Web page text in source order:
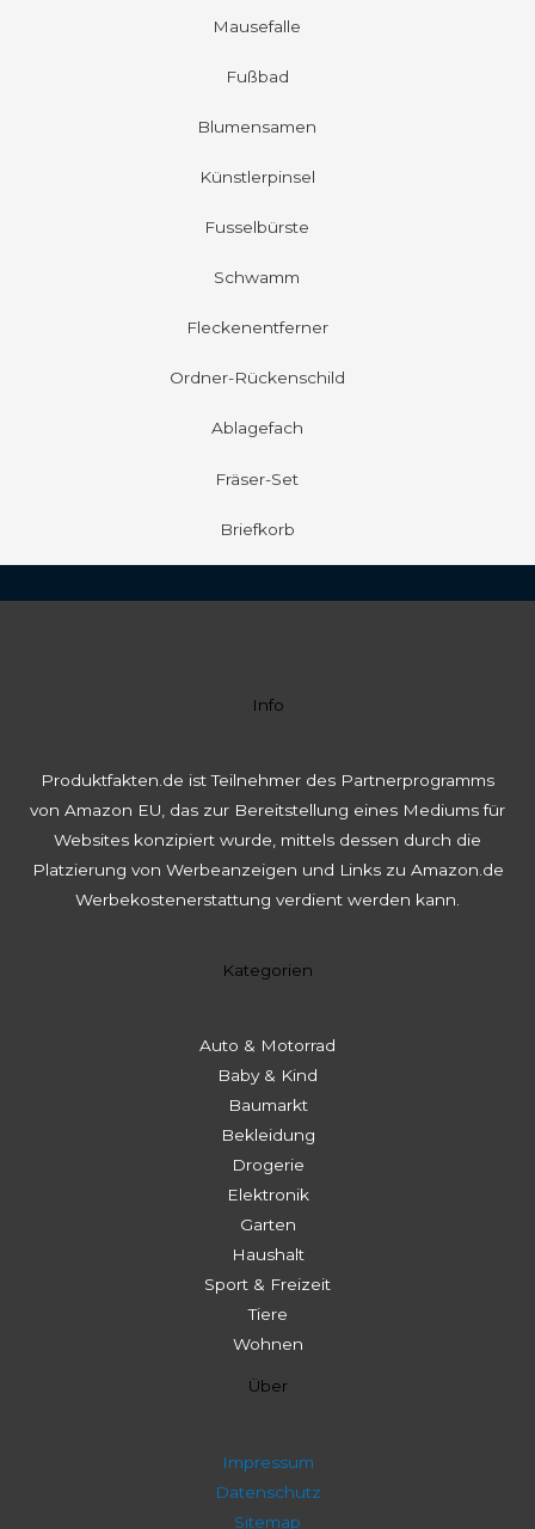
Mausefalle
Fußbad
Blumensamen
Künstlerpinsel
Fusselbürste
Schwamm
Fleckenentferner
Ordner-Rückenschild
Ablagefach
Fräser-Set
Briefkorb
Info
Produktfakten.de ist Teilnehmer des Partnerprogramms
von Amazon EU, das zur Bereitstellung eines Mediums für
Websites konzipiert wurde, mittels dessen durch die
Platzierung von Werbeanzeigen und Links zu Amazon.de
Werbekostenerstattung verdient werden kann.
Kategorien
Auto & Motorrad
Baby & Kind
Baumarkt
Bekleidung
Drogerie
Elektronik
Garten
Haushalt
Sport & Freizeit
Tiere
Wohnen
Über
Impressum
Datenschutz
Sitemap